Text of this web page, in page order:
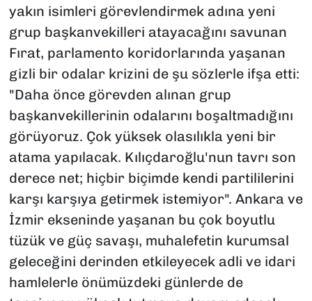
yakın isimleri görevlendirmek adına yeni
grup başkanvekilleri atayacağını savunan
Fırat, parlamento koridorlarında yaşanan
gizli bir odalar krizini de şu sözlerle ifşa etti:
"Daha önce görevden alınan grup
başkanvekillerinin odalarını boşaltmadığını
görüyoruz. Çok yüksek olasılıkla yeni bir
atama yapılacak. Kılıçdaroğlu'nun tavrı son
derece net; hiçbir biçimde kendi partililerini
karşı karşıya getirmek istemiyor". Ankara ve
İzmir ekseninde yaşanan bu çok boyutlu
tüzük ve güç savaşı, muhalefetin kurumsal
geleceğini derinden etkileyecek adli ve idari
hamlelerle önümüzdeki günlerde de